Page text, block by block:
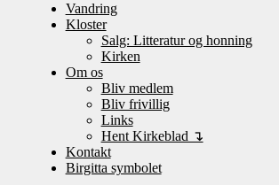
Vandring
Kloster
Salg: Litteratur og honning
Kirken
Om os
Bliv medlem
Bliv frivillig
Links
Hent Kirkeblad ↴
Kontakt
Birgitta symbolet